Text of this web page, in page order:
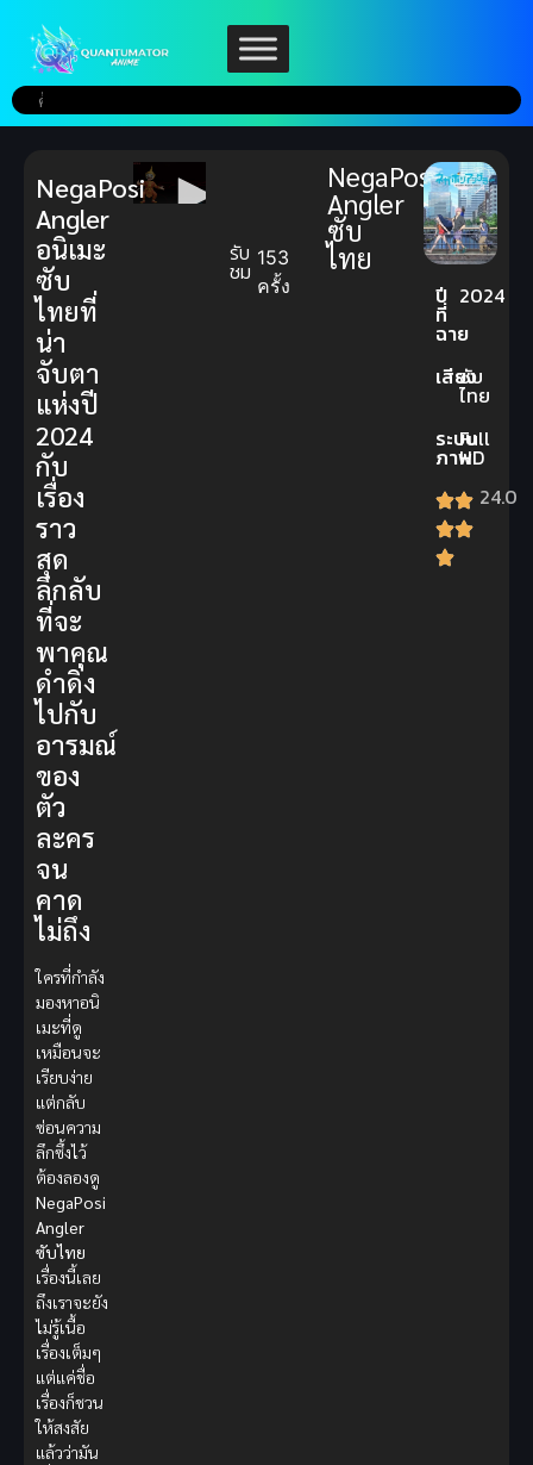
รับ
ชม 153
ครั้ง
NegaPosi
Angler
ซับ
ไทย
ปี
ที่
ฉาย
2024
เสียง
ซับ
ไทย
ระบบ
ภาพ
Full
HD
24.0
NegaPosi
Angler
อนิเมะ
ซับ
ไทยที่
น่า
จับตา
แห่งปี
2024
กับ
เรื่อง
ราว
สุด
ลึกลับ
ที่จะ
พาคุณ
ดำดิ่ง
ไปกับ
อารมณ์
ของ
ตัว
ละคร
จน
คาด
ไม่ถึง
ใครที่กำลัง
มองหาอนิ
เมะที่ดู
เหมือนจะ
เรียบง่าย
แต่กลับ
ซ่อนความ
ลึกซึ้งไว้
ต้องลองดู
NegaPosi
Angler
ซับไทย
เรื่องนี้เลย
ถึงเราจะยัง
ไม่รู้เนื้อ
เรื่องเต็มๆ
แต่แค่ชื่อ
เรื่องก็ชวน
ให้สงสัย
แล้วว่ามัน